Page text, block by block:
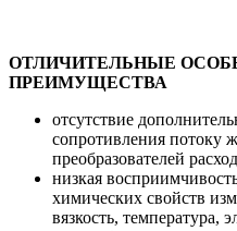
ОТЛИЧИТЕЛЬНЫЕ
ПРЕИМУЩЕСТВА
отсутствие
сопротивления потоку
преобразователей
низкая
химических свойств
вязкость, температура,